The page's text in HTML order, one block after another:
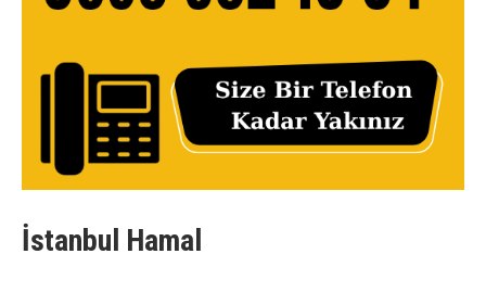
İstanbul Hamal